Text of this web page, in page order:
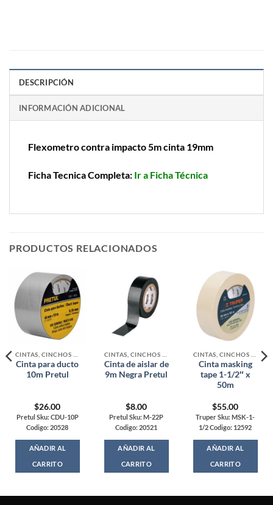
DESCRIPCIÓN
INFORMACIÓN ADICIONAL
Flexometro contra impacto 5m cinta 19mm
Ficha Tecnica Completa: Ir a Ficha Técnica
PRODUCTOS RELACIONADOS
Cinta para ducto
10m Pretul
$26.00
Pretul Sku: CDU-10P
Codigo: 20528
AÑADIR AL
CARRITO
Cinta de aislar de
9m Negra Pretul
$8.00
Pretul Sku: M-22P
Codigo: 20521
AÑADIR AL
CARRITO
Cinta masking
tape 1-1/2″ x
50m
$55.00
Truper Sku: MSK-1-
1/2 Codigo: 12592
AÑADIR AL
CARRITO